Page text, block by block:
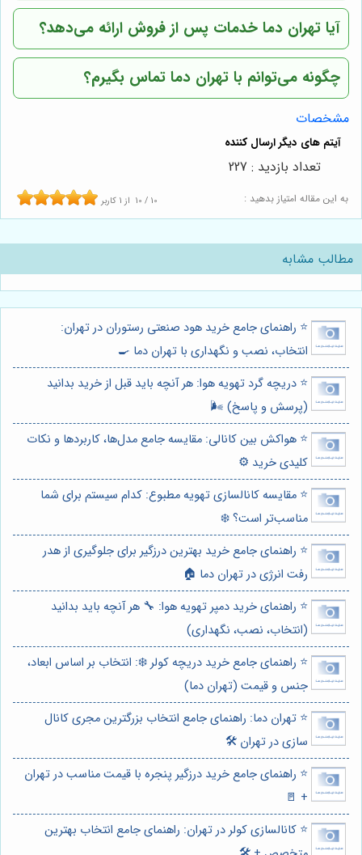
آیا تهران دما خدمات پس از فروش ارائه می‌دهد؟
چگونه می‌توانم با تهران دما تماس بگیرم؟
مشخصات
به این مقاله امتیاز بدهید : 10 / 10 از 1 کاربر
تعداد بازدید : 227
مطالب مشابه
⭐️ راهنمای جامع خرید هود صنعتی رستوران در تهران:
انتخاب، نصب و نگهداری با تهران دما 🍳
⭐️ دریچه گرد تهویه هوا: هر آنچه باید قبل از خرید بدانید
(پرسش و پاسخ) 🌬️
⭐️ هواکش بین کانالی: مقایسه جامع مدل‌ها، کاربردها و نکات
کلیدی خرید ⚙️
⭐️ مقایسه کانالسازی تهویه مطبوع: کدام سیستم برای شما
مناسب‌تر است؟ ❄️
⭐️ راهنمای جامع خرید بهترین درزگیر برای جلوگیری از هدر
رفت انرژی در تهران دما 🏠
⭐️ راهنمای خرید دمپر تهویه هوا: 🔧 هر آنچه باید بدانید
(انتخاب، نصب، نگهداری)
⭐️ راهنمای جامع خرید دریچه کولر ❄️: انتخاب بر اساس ابعاد،
جنس و قیمت (تهران دما)
⭐️ تهران دما: راهنمای جامع انتخاب بزرگترین مجری کانال
سازی در تهران 🛠️
⭐️ راهنمای جامع خرید درزگیر پنجره با قیمت مناسب در تهران
+ 🚪
⭐️ کانالسازی کولر در تهران: راهنمای جامع انتخاب بهترین